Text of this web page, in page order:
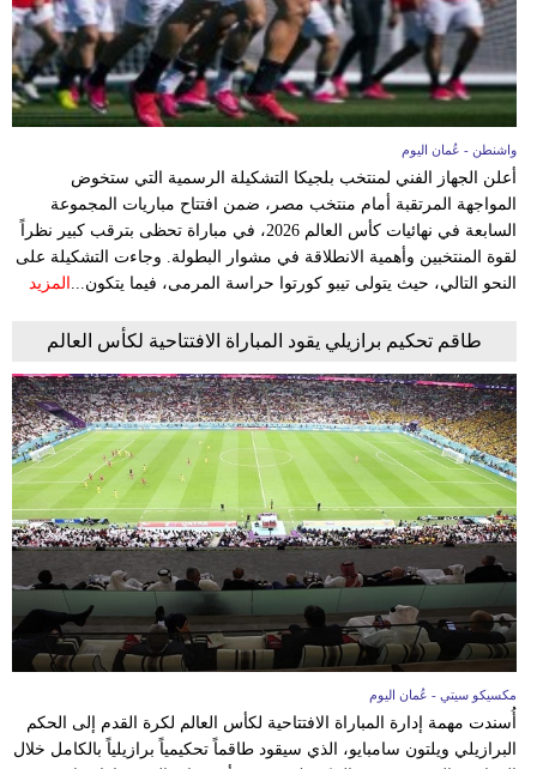
أخبار
إعلام
تعليم
علوم
وتكنولوجيا
مدوَّنات
أبراج
فيديو
سيارات
واشنطن - عُمان اليوم
أعلن الجهاز الفني لمنتخب بلجيكا التشكيلة الرسمية التي ستخوض
المواجهة المرتقبة أمام منتخب مصر، ضمن افتتاح مباريات المجموعة
السابعة في نهائيات كأس العالم 2026، في مباراة تحظى بترقب كبير نظراً
لقوة المنتخبين وأهمية الانطلاقة في مشوار البطولة. وجاءت التشكيلة على
النحو التالي، حيث يتولى تيبو كورتوا حراسة المرمى، فيما يتكون... المزيد
طاقم تحكيم برازيلي يقود المباراة الافتتاحية لكأس العالم
مكسيكو سيتي - عُمان اليوم
أُسندت مهمة إدارة المباراة الافتتاحية لكأس العالم لكرة القدم إلى الحكم
البرازيلي ويلتون سامبايو، الذي سيقود طاقماً تحكيمياً برازيلياً بالكامل خلال